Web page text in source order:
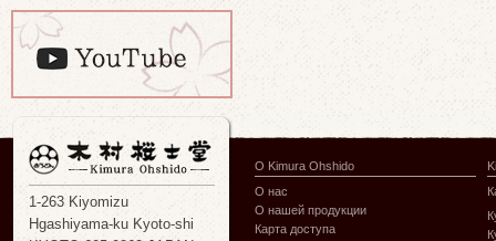
1-263 Kiyomizu
Hgashiyama-ku Kyoto-shi
О Kimura Ohshido
О нас
О нашей продукции
Карта доступа